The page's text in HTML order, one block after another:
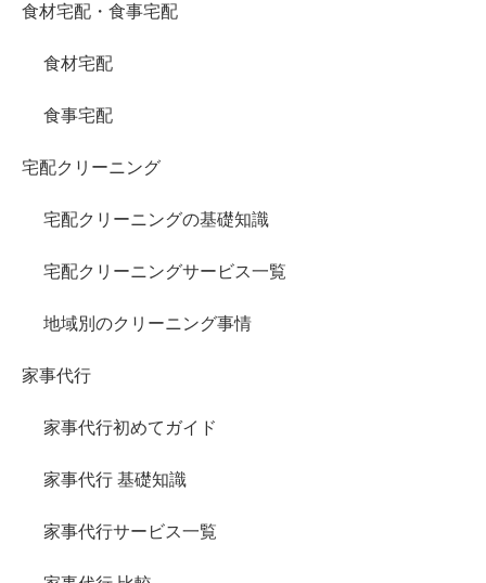
食材宅配・食事宅配
食材宅配
食事宅配
宅配クリーニング
宅配クリーニングの基礎知識
宅配クリーニングサービス一覧
地域別のクリーニング事情
家事代行
家事代行初めてガイド
家事代行 基礎知識
家事代行サービス一覧